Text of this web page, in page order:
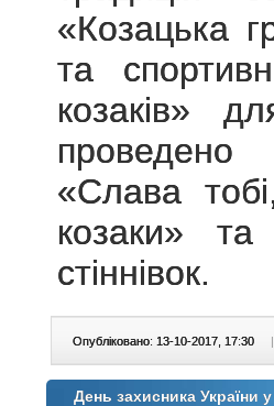
«Козацька
та
козаків»
«Слава
козаки» та
стіннівок.
Опубліковано: 13-10-2017, 17:30 |
День захисника України